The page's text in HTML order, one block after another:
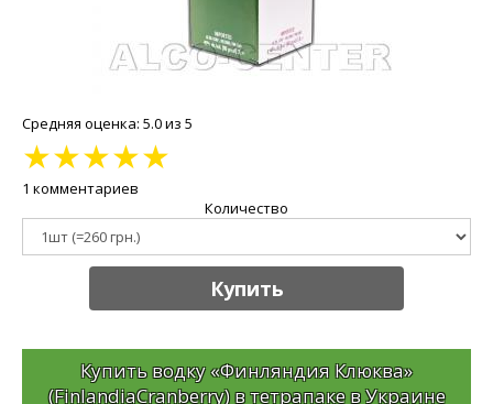
Средняя оценка: 5.0 из 5
★★★★★
1 комментариев
Количество
Купить
Купить водку «Финляндия Клюква»
(FinlandiaCranberry) в тетрапаке в Украине